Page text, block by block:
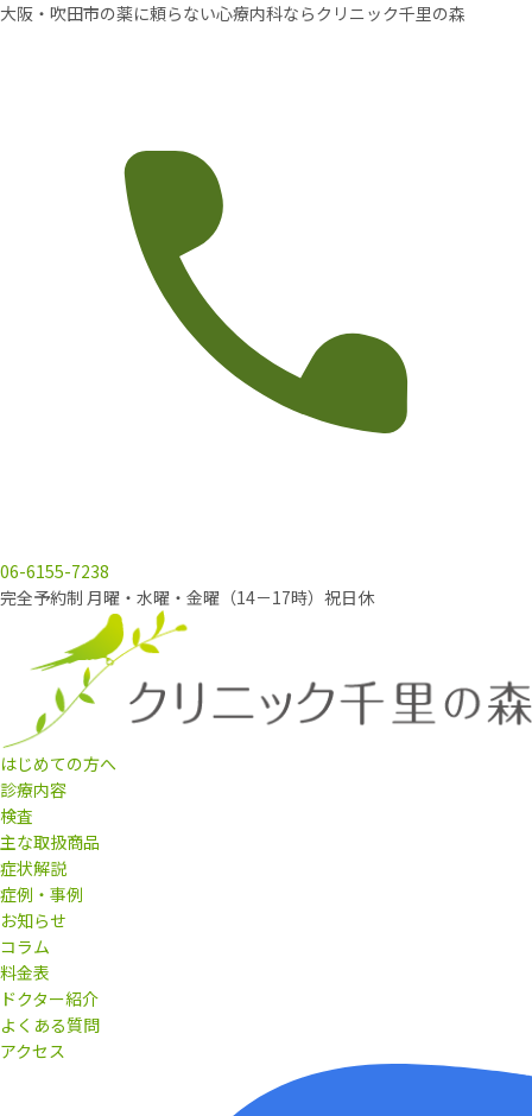
大阪・吹田市の薬に頼らない心療内科ならクリニック千里の森
06-6155-7238
完全予約制 月曜・水曜・金曜（14－17時）祝日休
はじめての方へ
診療内容
検査
主な取扱商品
症状解説
症例・事例
お知らせ
コラム
料金表
ドクター紹介
よくある質問
アクセス